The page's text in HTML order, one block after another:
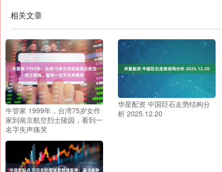
相关文章
牛管家 1999年，台湾75岁女作
家到南京航空烈士陵园，看到一
名字失声痛哭
华星配资 中国巨石走势结构分
析 2025.12.20